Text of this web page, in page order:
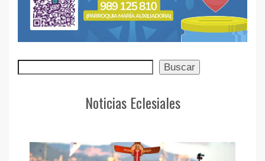
Buscar Buscar
Noticias Eclesiales